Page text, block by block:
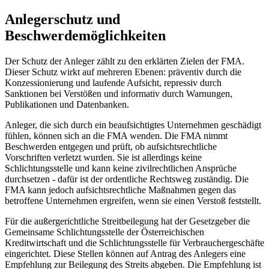
Anlegerschutz und
Beschwerdemöglichkeiten
Der Schutz der Anleger zählt zu den erklärten Zielen der FMA.
Dieser Schutz wirkt auf mehreren Ebenen: präventiv durch die
Konzessionierung und laufende Aufsicht, repressiv durch
Sanktionen bei Verstößen und informativ durch Warnungen,
Publikationen und Datenbanken.
Anleger, die sich durch ein beaufsichtigtes Unternehmen geschädigt
fühlen, können sich an die FMA wenden. Die FMA nimmt
Beschwerden entgegen und prüft, ob aufsichtsrechtliche
Vorschriften verletzt wurden. Sie ist allerdings keine
Schlichtungsstelle und kann keine zivilrechtlichen Ansprüche
durchsetzen - dafür ist der ordentliche Rechtsweg zuständig. Die
FMA kann jedoch aufsichtsrechtliche Maßnahmen gegen das
betroffene Unternehmen ergreifen, wenn sie einen Verstoß feststellt.
Für die außergerichtliche Streitbeilegung hat der Gesetzgeber die
Gemeinsame Schlichtungsstelle der Österreichischen
Kreditwirtschaft und die Schlichtungsstelle für Verbrauchergeschäfte
eingerichtet. Diese Stellen können auf Antrag des Anlegers eine
Empfehlung zur Beilegung des Streits abgeben. Die Empfehlung ist